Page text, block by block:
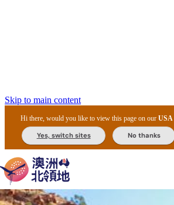
Skip to main content
Hi there, would you like to view this page on ourUSA
Yes, switch sites No thanks